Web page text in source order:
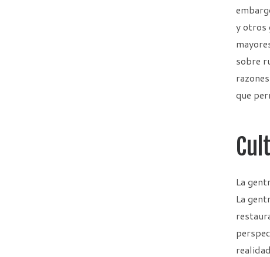
y otros
sobre
que
La
La